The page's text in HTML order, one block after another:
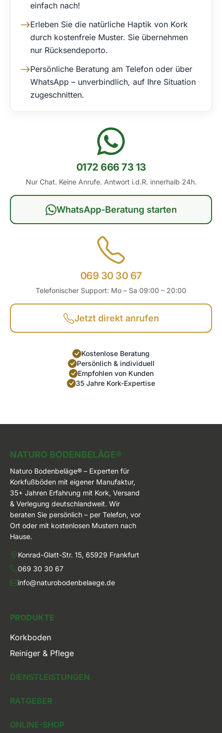
einfach nach!
Erleben Sie die natürliche Haptik von Kork
durch kostenfreie Muster. Sie übernehmen
nur Rücksendeporto.
Persönliche Beratung am Telefon oder über
WhatsApp – unverbindlich, auf Ihre Situation
zugeschnitten.
069 30 30 67
Telefonischer Support: Mo – Sa 09:00 – 20:00
Jetzt direkt anrufen
0172 666 73 13
Nur Chat. Keine Anrufe. Antwort i.d.R. innerhalb 24h.
WhatsApp-Beratung starten
Kostenlose Beratung
Persönlich & individuell
Empfohlen von Kunden
35 Jahre Kork-Expertise
Naturo Bodenbeläge
NATURO BODENBELÄGE®
Naturo Bodenbeläge® – Experten für
Korkfußböden mit eigener Manufaktur,
35+ Jahren Erfahrung mit Kork, Versand
& Verlegung deutschlandweit. Wir
beraten Sie persönlich – per Telefon, vor
Ort oder mit kostenlosen Mustern nach
Hause.
Konrad-Glatt-Str. 15, 65929 Frankfurt
069 30 30 67
info@naturobodenbelaege.de
PRODUKTE
Korkboden
Reiniger & Pflege
DIENSTLEISTUNGEN
RATGEBER
ONLINE-SHOP